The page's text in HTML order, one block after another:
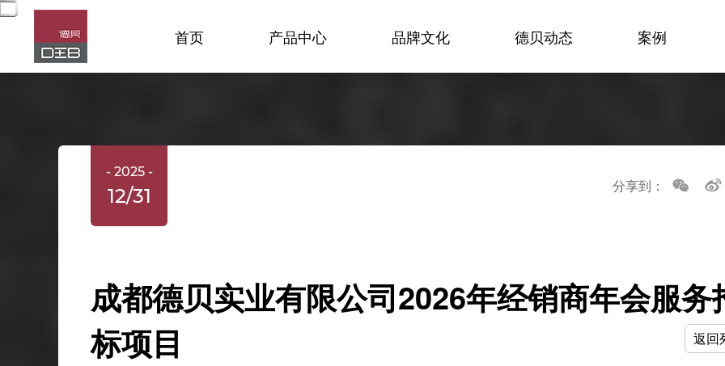
首页 产品中心 品牌文化 德贝动态 案例
- 2025 -
12/31 分享到：
成都德贝实业有限公司2026年经销商年会服务
标项目
返回